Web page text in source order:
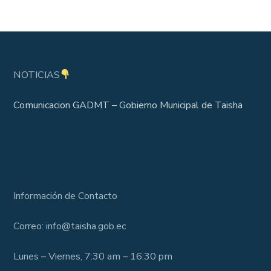
NOTICIAS
Comunicacion GADMT – Gobierno Municipal de Taisha
Información de Contacto
Correo: info@taisha.gob.ec
Lunes – Viernes, 7:30 am – 16:30 pm